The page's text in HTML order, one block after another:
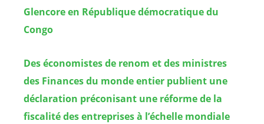
Glencore en République démocratique du
Congo
Des économistes de renom et des ministres
des Finances du monde entier publient une
déclaration préconisant une réforme de la
fiscalité des entreprises à l’échelle mondiale